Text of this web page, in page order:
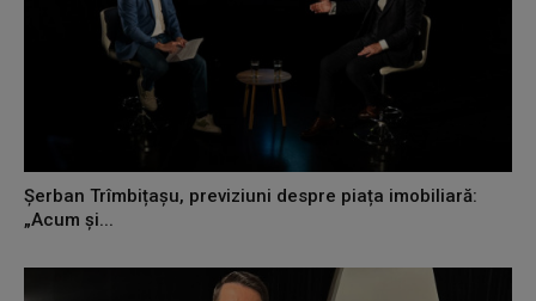
Șerban Trîmbițașu, previziuni despre piața imobiliară:
„Acum și...